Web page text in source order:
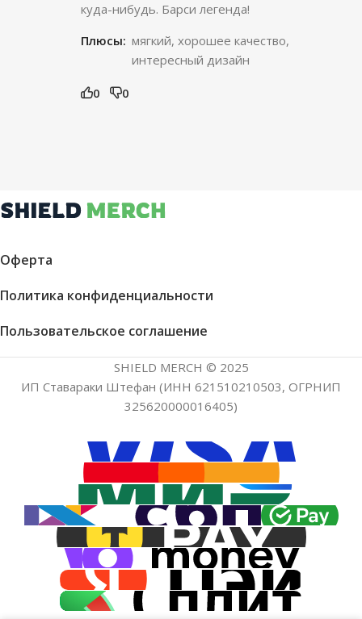
куда-нибудь. Барси легенда!
Плюсы: мягкий, хорошее качество,
интересный дизайн
0 0
Оферта
Политика конфиденциальности
Пользовательское соглашение
SHIELD MERCH © 2025
ИП Ставараки Штефан (ИНН 621510210503, ОГРНИП
325620000016405)